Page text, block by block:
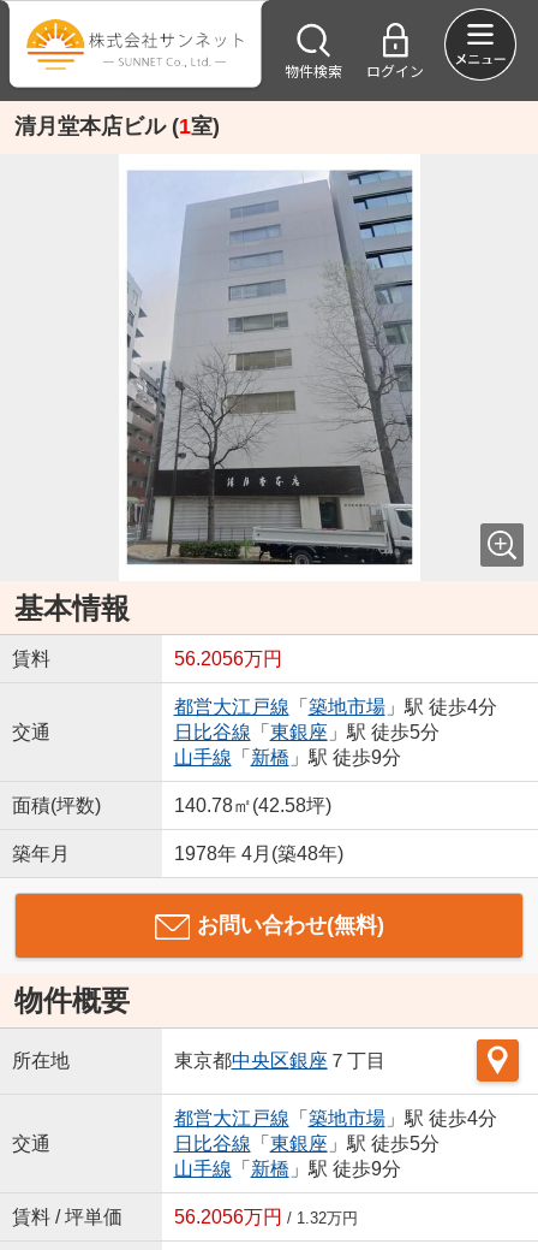
物件検索 ログイン
清月堂本店ビル (1室)
基本情報
賃料 56.2056万円
交通
都営大江戸線 「 築地市場」駅 徒歩4分
日比谷線 「 東銀座 」駅 徒歩5分
山手線 「 新橋 」駅 徒歩9分
面積(坪数) 140.78㎡(42.58坪)
築年月 1978年 4月(築48年)
お問い合わせ(無料)
物件概要
所在地 東京都中央区銀座 ７丁目
交通
都営大江戸線 「 築地市場」駅 徒歩4分
日比谷線 「 東銀座 」駅 徒歩5分
山手線 「 新橋 」駅 徒歩9分
賃料 / 坪単価 56.2056万円 / 1.32万円